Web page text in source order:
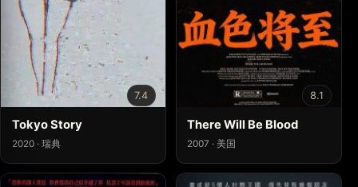
7.4
Tokyo Story
2020 · 瑞典
8.1
There Will Be Blood
2007 · 美国